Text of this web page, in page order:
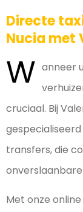
Directe
Nucia met
W anneer
cruciaal. Bij
transfers, die
onverslaanbare
Met onze